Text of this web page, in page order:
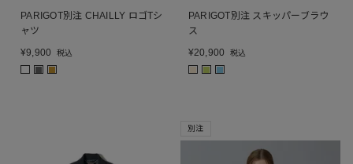
PARIGOT別注 CHAILLY ロゴTシ
ャツ
¥9,900 税込
■ ■
PARIGOT別注 スキッパーブラウ
ス
¥20,900 税込
■ ■
別注